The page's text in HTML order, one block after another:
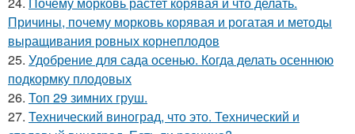
Причины, почему морковь корявая и рогатая и методы
выращивания ровных корнеплодов
25. Удобрение для сада осенью. Когда делать осеннюю
подкормку плодовых
26. Топ 29 зимних груш.
27. Технический виноград, что это. Технический и